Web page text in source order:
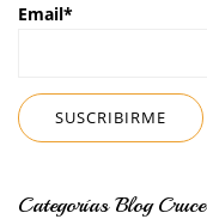
Email*
Categorías Blog